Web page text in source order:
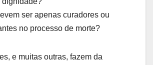
ser apenas curadores ou
no processo de morte?
e muitas outras, fazem da